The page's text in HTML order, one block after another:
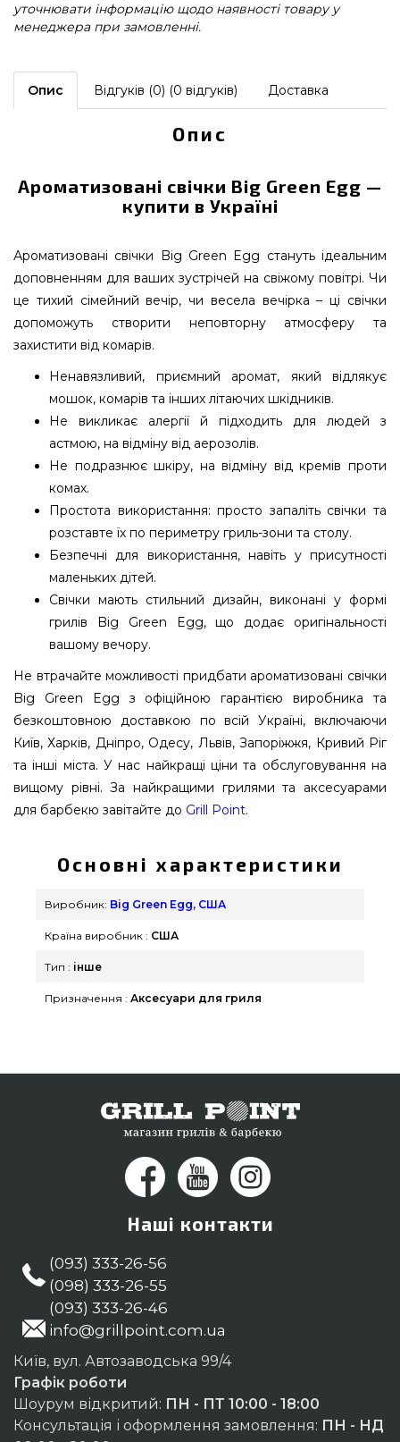
уточнювати інформацію щодо наявності товару у
менеджера при замовленні.
Опис Відгуків (0) (0 відгуків) Доставка
Опис
Ароматизовані свічки Big Green Egg —
купити в Україні
Ароматизовані свічки Big Green Egg стануть ідеальним
доповненням для ваших зустрічей на свіжому повітрі. Чи
це тихий сімейний вечір, чи весела вечірка – ці свічки
допоможуть створити неповторну атмосферу та
захистити від комарів.
Ненавязливий, приємний аромат, який відлякує
мошок, комарів та інших літаючих шкідників.
Не викликає алергії й підходить для людей з
астмою, на відміну від аерозолів.
Не подразнює шкіру, на відміну від кремів проти
комах.
Простота використання: просто запаліть свічки та
розставте їх по периметру гриль-зони та столу.
Безпечні для використання, навіть у присутності
маленьких дітей.
Свічки мають стильний дизайн, виконані у формі
грилів Big Green Egg, що додає оригінальності
вашому вечору.
Не втрачайте можливості придбати ароматизовані свічки
Big Green Egg з офіційною гарантією виробника та
безкоштовною доставкою по всій Україні, включаючи
Київ, Харків, Дніпро, Одесу, Львів, Запоріжжя, Кривий Ріг
та інші міста. У нас найкращі ціни та обслуговування на
вищому рівні. За найкращими грилями та аксесуарами
для барбекю завітайте до Grill Point.
Основні характеристики
Виробник: Big Green Egg, США
Країна виробник : США
Тип : інше
Призначення : Аксесуари для гриля
Наші контакти
(093) 333-26-56
(098) 333-26-55
(093) 333-26-46
info@grillpoint.com.ua
Київ, вул. Автозаводська 99/4
Графік роботи
Шоурум відкритий: ПН - ПТ 10:00 - 18:00
Консультація і оформлення замовлення: ПН - НД